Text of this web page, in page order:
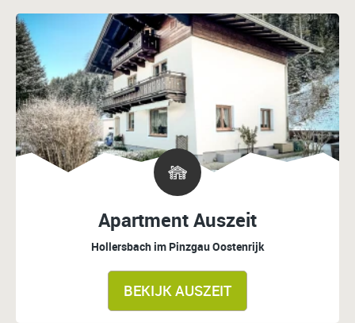
Apartment Auszeit
Hollersbach im PinzgauOostenrijk
BEKIJK AUSZEIT